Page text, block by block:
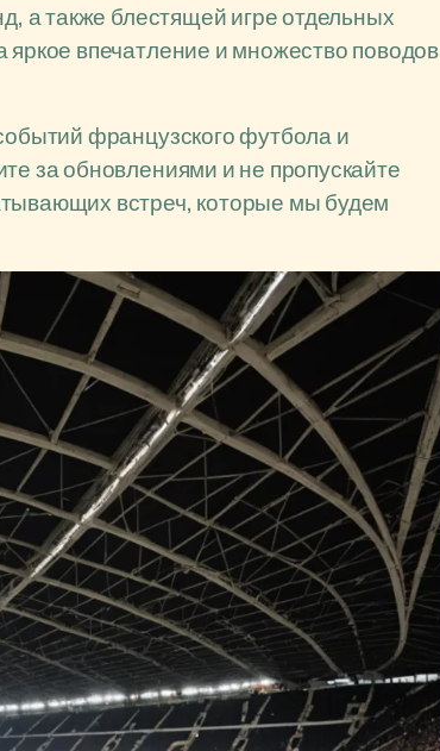
а также блестящей игре отдельных
впечатление и множество поводов
французского футбола и
за обновлениями и не пропускайте
встреч, которые мы будем